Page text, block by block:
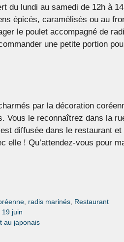
du lundi au samedi de 12h à
épicés, caramélisés ou au
le poulet accompagné de
une petite portion
par la décoration
Vous le reconnaîtrez dans la
diffusée dans le restaurant
elle ! Qu’attendez-vous pour
radis marinés Restaurant
19 juin
au japonais